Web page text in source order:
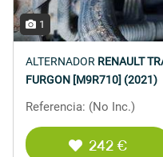
1
ALTERNADOR RENAULT
FURGON [M9R710] (2021)
Referencia: (No Inc.)
242 €